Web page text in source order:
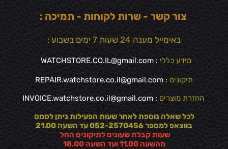
צור קשר - שרות לקוחות - תמיכה :
באימייל מענה 24 שעות 7 ימים בשבוע :
מידע כללי :
WATCHSTORE.CO.IL@gmail.com
תיקונים : REPAIR.watchstore.co.il@gmail.com
החזרת מוצרים :
INVOICE.watchstore.co.il@gmail.com
לכל שאלה נוספת לאחר שעות הפעילות ניתן לסמס
בווצאפ למספר 052-2570456 עד השעה 21.00
שעות קבלת שעונים לתיקונים החל
מהשעה 11.00 ועד השעה 18.00